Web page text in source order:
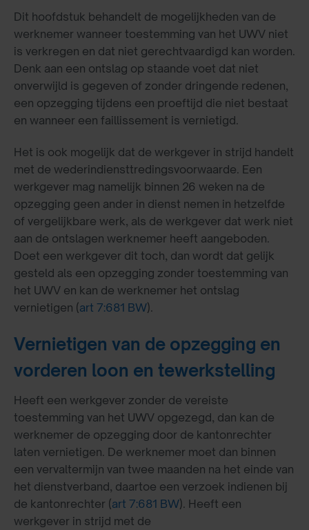
Dit hoofdstuk behandelt de mogelijkheden van de
werknemer wanneer toestemming van het UWV niet
is verkregen en dat niet gerechtvaardigd kan worden.
Denk aan een ontslag op staande voet dat niet
onverwijld is gegeven of zonder dringende redenen,
een opzegging tijdens een proeftijd die niet bestaat
en wanneer een faillissement is vernietigd.
Het is ook mogelijk dat de werkgever in strijd handelt
met de wederindiensttredingsvoorwaarde. Een
werkgever mag namelijk binnen 26 weken na de
opzegging geen ander in dienst nemen in hetzelfde
of vergelijkbare werk, als de werkgever dat werk niet
aan de ontslagen werknemer heeft aangeboden.
Doet een werkgever dit toch, dan wordt dat gelijk
gesteld als een opzegging zonder toestemming van
het UWV en kan de werknemer het ontslag
vernietigen (art 7:681 BW).
Vernietigen van de opzegging en
vorderen loon en tewerkstelling
Heeft een werkgever zonder de vereiste
toestemming van het UWV opgezegd, dan kan de
werknemer de opzegging door de kantonrechter
laten vernietigen. De werknemer moet dan binnen
een vervaltermijn van twee maanden na het einde van
het dienstverband, daartoe een verzoek indienen bij
de kantonrechter (art 7:681 BW). Heeft een
werkgever in strijd met de